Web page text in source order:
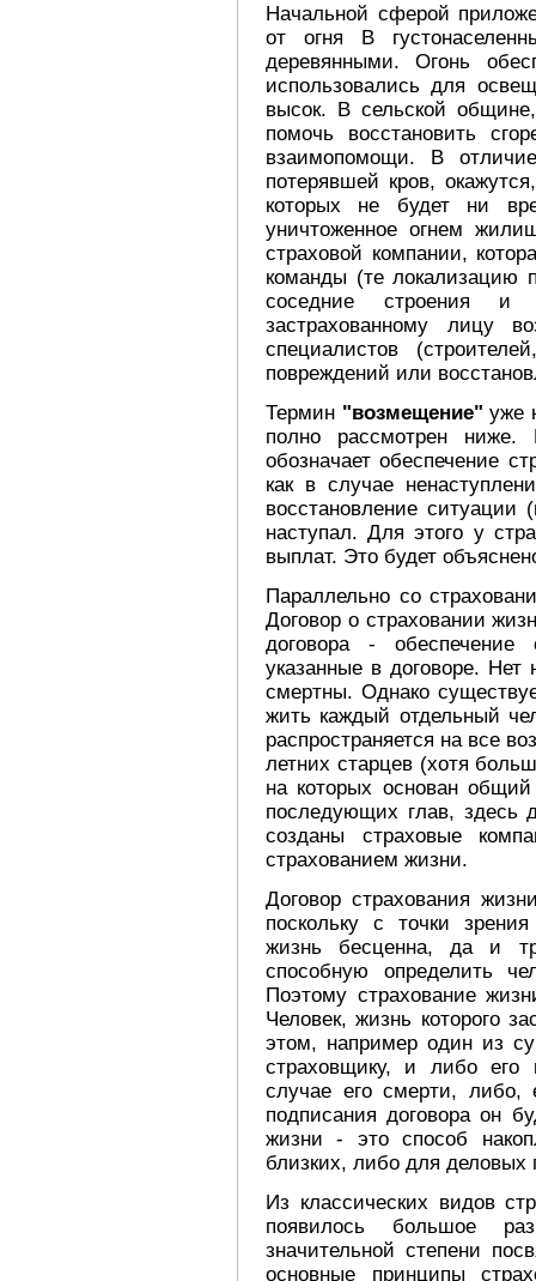
Начальной сферой
от огня В
деревянными. Огонь
использовались для
высок. В сельской
помочь восстановить
взаимопомощи. В
потерявшей кров,
которых не будет ни
уничтоженное огнем
страховой компании,
команды (те локализацию
соседние строения
застрахованному лицу
специалистов
повреждений или
Термин "возмещение" уже
полно рассмотрен ниже.
обозначает обеспечение
как в случае
восстановление ситуации
наступал. Для этого у
выплат. Это будет
Параллельно со
Договор о страховании
договора -
указанные в договоре.
смертны. Однако
жить каждый отдельный
распространяется на все
летних старцев (хотя
на которых основан
последующих глав, здесь
созданы страховые
страхованием жизни.
Договор страхования
поскольку с точки
жизнь бесценна, да и
способную определить
Поэтому страхование
Человек, жизнь которого
этом, например один из
страховщику, и либо его
случае его смерти, либо,
подписания договора он
жизни - это способ
близких, либо для деловых
Из классических видов
появилось большое
значительной степени
основные принципы